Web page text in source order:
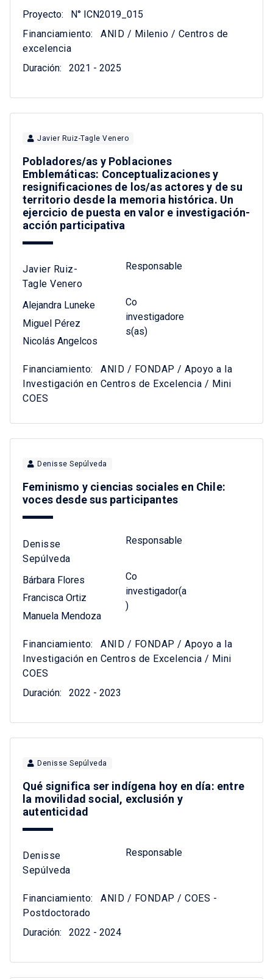
Proyecto:
N° ICN2019_015
Financiamiento:
ANID / Milenio / Centros de
excelencia
Duración:
2021 - 2025
Javier Ruiz-Tagle Venero
Pobladores/as y Poblaciones
Emblemáticas: Conceptualizaciones y
resignificaciones de los/as actores y de su
territorio desde la memoria histórica. Un
ejercicio de puesta en valor e investigación-
acción participativa
Javier Ruiz-
Tagle Venero
Responsable
Alejandra Luneke
Miguel Pérez
Nicolás Angelcos
Co
investigadore
s(as)
Financiamiento:
ANID / FONDAP / Apoyo a la
Investigación en Centros de Excelencia / Mini
COES
Denisse Sepúlveda
Feminismo y ciencias sociales en Chile:
voces desde sus participantes
Denisse
Sepúlveda
Responsable
Bárbara Flores
Francisca Ortiz
Manuela Mendoza
Co
investigador(a
)
Financiamiento:
ANID / FONDAP / Apoyo a la
Investigación en Centros de Excelencia / Mini
COES
Duración:
2022 - 2023
Denisse Sepúlveda
Qué significa ser indígena hoy en día: entre
la movilidad social, exclusión y
autenticidad
Denisse
Sepúlveda
Responsable
Financiamiento:
ANID / FONDAP / COES -
Postdoctorado
Duración:
2022 - 2024